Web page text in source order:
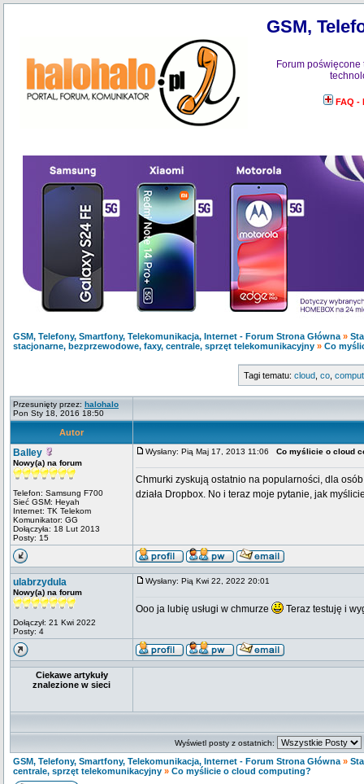
GSM,
Forum
FAQ -
GSM, Telefony, Smartfony, Telekomunikacja, Internet - Forum Strona Główna »
stacjonarne, bezprzewodowe, faxy, centrale, sprzęt telekomunikacyjny » Co
Tagi tematu: cloud, co,
Przesunięty przez: halohalo
Pon Sty 18, 2016 18:50
Autor
Balley
Nowy(a) na forum
Telefon: Samsung F700
Sieć GSM: Heyah
Internet: TK Telekom
Komunikator: GG
Dołączyła: 18 Lut 2013
Posty: 15
Wysłany: Pią Maj 17, 2013 11:06 Co myślicie o cloud
Chmurki zyskują ostatnio na popularności, dla
działa Dropbox. No i teraz moje pytanie, jak
ulabrzydula
Nowy(a) na forum
Dołączył: 21 Kwi 2022
Posty: 4
Wysłany: Pią Kwi 22, 2022 20:01
Ooo ja lubię usługi w chmurze Teraz testuję i
Ciekawe artykuły
znalezione w sieci
Wyświetl posty z ostatnich:
GSM, Telefony, Smartfony, Telekomunikacja, Internet - Forum Strona Główna »
centrale, sprzęt telekomunikacyjny » Co myślicie o cloud computing?